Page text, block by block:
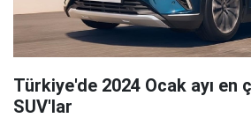
Türkiye'de 2024 Ocak ayı en
SUV'lar